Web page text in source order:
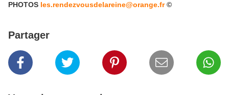
PHOTOS les.rendezvousdelareine@orange.fr©
Partager